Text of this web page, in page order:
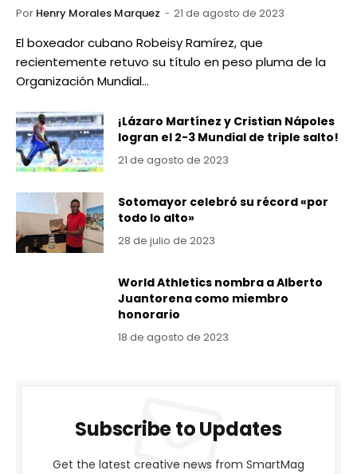
Por Henry Morales Marquez 21 de agosto de 2023
El boxeador cubano Robeisy Ramírez, que
recientemente retuvo su título en peso pluma de la
Organización Mundial…
¡Lázaro Martínez y Cristian Nápoles
logran el 2-3 Mundial de triple salto!
21 de agosto de 2023
Sotomayor celebró su récord «por
todo lo alto»
28 de julio de 2023
World Athletics nombra a Alberto
Juantorena como miembro
honorario
18 de agosto de 2023
Subscribe to Updates
Get the latest creative news from SmartMag